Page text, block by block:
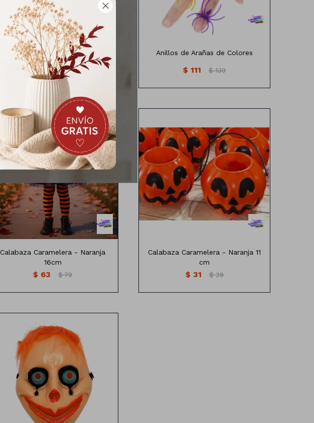
Farol Led Halloween
$ 127 $ 159
Anillos de Arañas de Colores
$ 111 $ 139
Calabaza Caramelera - Naranja
16cm
$ 63 $ 79
11CM
Calabaza Caramelera - Naranja 11
cm
$ 31 $ 39
Mascara Personaje Momo